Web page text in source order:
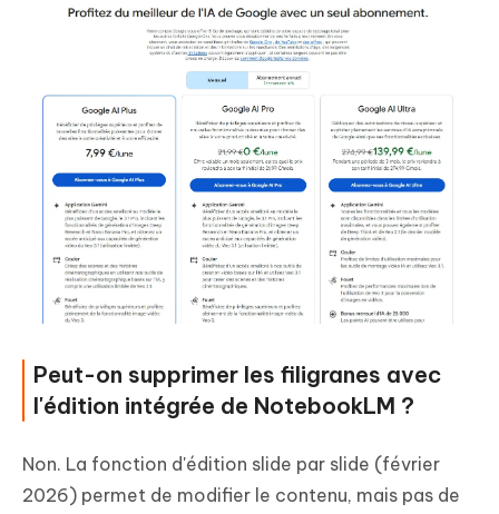
Peut-on supprimer les filigranes avec
l'édition intégrée de NotebookLM ?
Non. La fonction d'édition slide par slide (février
2026) permet de modifier le contenu, mais pas de